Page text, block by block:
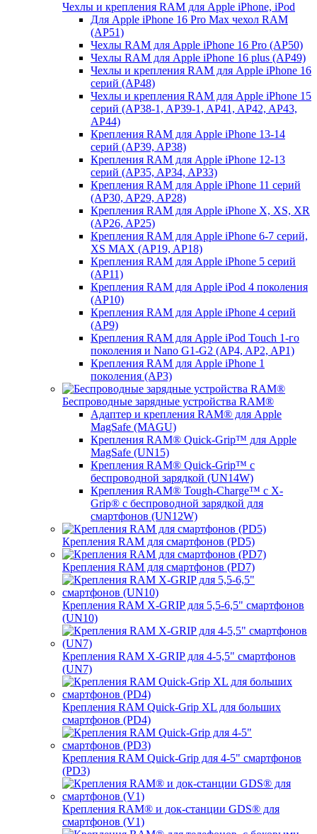
Чехлы и крепления RAM для Apple iPhone, iPod
Для Apple iPhone 16 Pro Max чехол RAM
(AP51)
Чехлы RAM для Apple iPhone 16 Pro (AP50)
Чехлы RAM для Apple iPhone 16 plus (AP49)
Чехлы и крепления RAM для Apple iPhone 16
серий (AP48)
Чехлы и крепления RAM для Apple iPhone 15
серий (AP38-1, AP39-1, AP41, AP42, AP43,
AP44)
Крепления RAM для Apple iPhone 13-14
серий (AP39, AP38)
Крепления RAM для Apple iPhone 12-13
серий (AP35, AP34, AP33)
Крепления RAM для Apple iPhone 11 серий
(AP30, AP29, AP28)
Крепления RAM для Apple iPhone X, XS, XR
(AP26, AP25)
Крепления RAM для Apple iPhone 6-7 серий,
XS MAX (AP19, AP18)
Крепления RAM для Apple iPhone 5 серий
(AP11)
Крепления RAM для Apple iPod 4 поколения
(AP10)
Крепления RAM для Apple iPhone 4 серий
(AP9)
Крепления RAM для Apple iPod Touch 1-го
поколения и Nano G1-G2 (AP4, AP2, AP1)
Крепления RAM для Apple iPhone 1
поколения (AP3)
Беспроводные зарядные устройства RAM®
Адаптер и крепления RAM® для Apple
MagSafe (MAGU)
Крепления RAM® Quick-Grip™ для Apple
MagSafe (UN15)
Крепления RAM® Quick-Grip™ с
беспроводной зарядкой (UN14W)
Крепления RAM® Tough-Charge™ с X-
Grip® с беспроводной зарядкой для
смартфонов (UN12W)
Крепления RAM для смартфонов (PD5)
Крепления RAM для смартфонов (PD7)
Крепления RAM X-GRIP для 5,5-6,5" смартфонов
(UN10)
Крепления RAM X-GRIP для 4-5,5" смартфонов
(UN7)
Крепления RAM Quick-Grip XL для больших
смартфонов (PD4)
Крепления RAM Quick-Grip для 4-5" смартфонов
(PD3)
Крепления RAM® и док-станции GDS® для
смартфонов (V1)